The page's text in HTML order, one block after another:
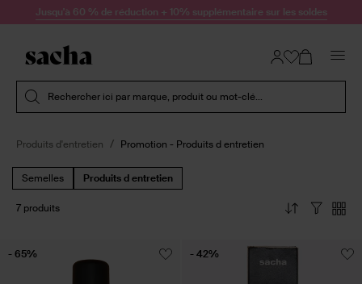
Passer au contenu
Jusqu'à 60 % de réduction + 10% supplémentaire sur les soldes
Rechercher ici par marque, produit ou mot-clé...
Produits d'entretien Promotion - Produits d entretien
Semelles Produits d entretien
7 produits
- 65% - 42%